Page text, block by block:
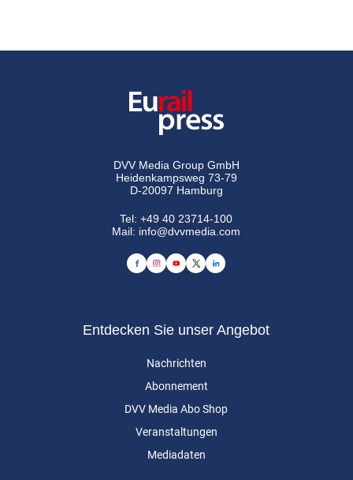
DVV Media Group GmbH
Heidenkampsweg 73-79
D-20097 Hamburg
Tel:+49 40 23714-100
Mail: info@dvvmedia.com
Entdecken Sie unser Angebot
Nachrichten
Abonnement
DVV Media Abo Shop
Veranstaltungen
Mediadaten